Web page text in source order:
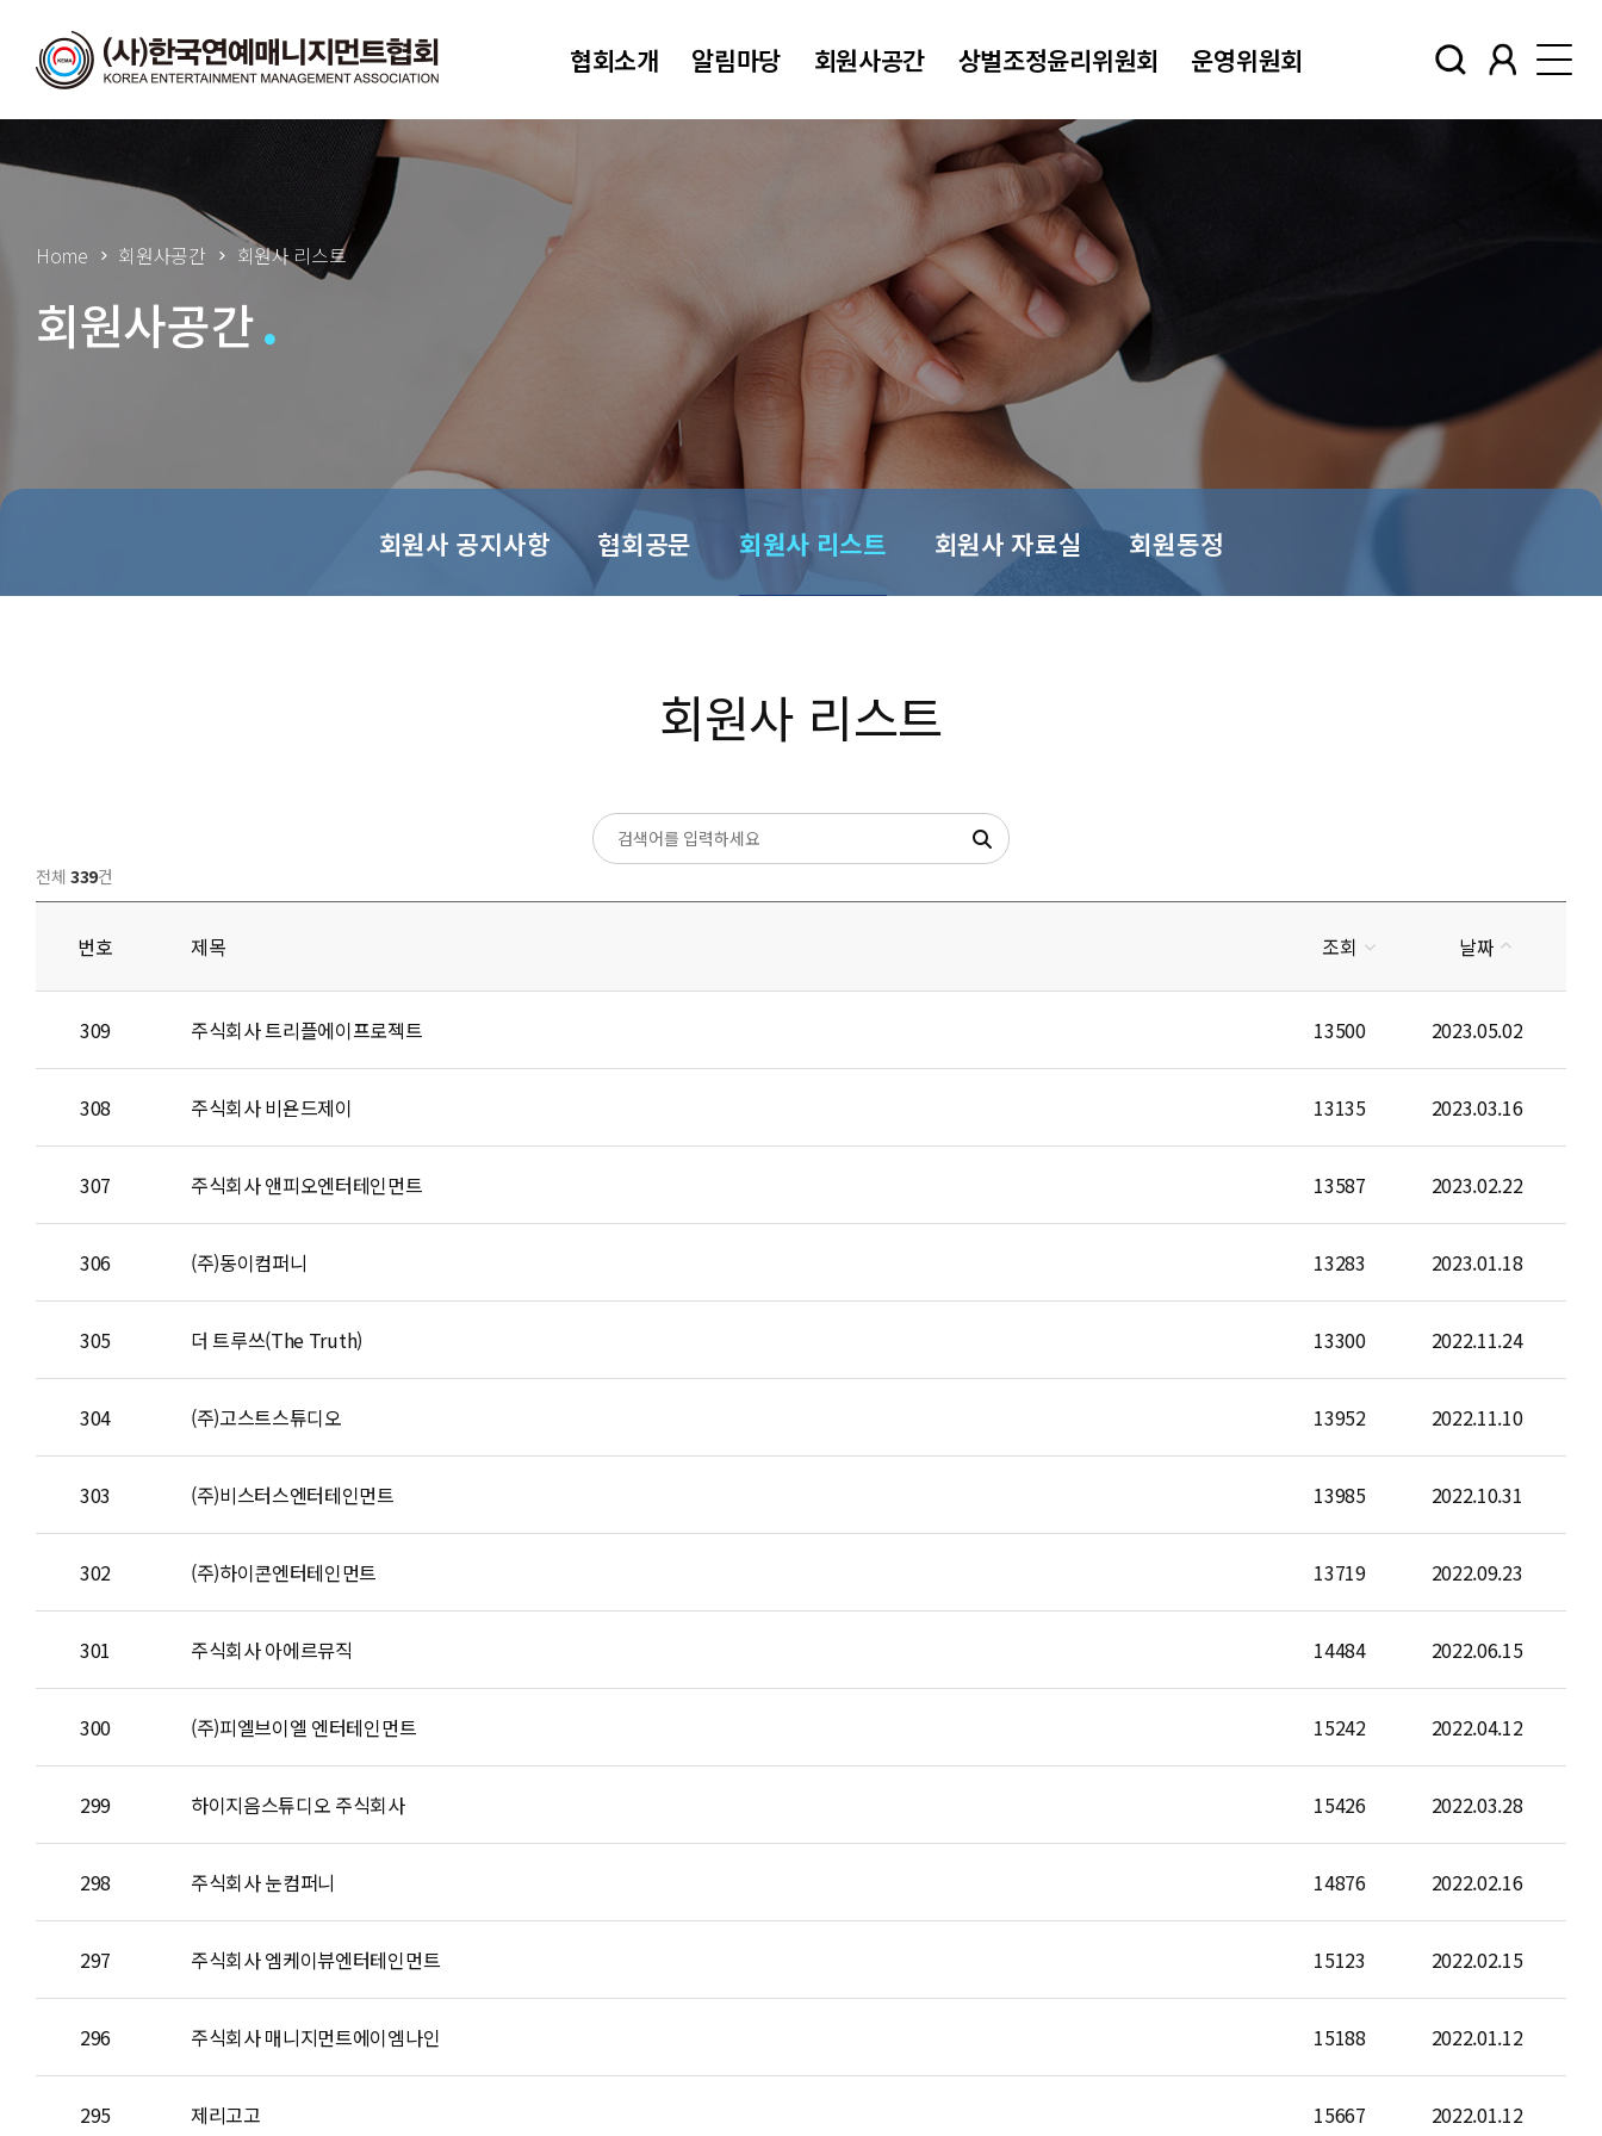
협회소개 알림마당 회원사공간 상벌조정윤리위원회 운영위원회
Home 회원사공간 회원사 리스트
회원사공간
회원사 공지사항 협회공문 회원사 리스트 회원사 자료실 회원동정
회원사 리스트
전체339건
번호 제목 조회 날짜
309 주식회사 트리플에이프로젝트 13500 2023.05.02
308 주식회사 비욘드제이 13135 2023.03.16
307 주식회사 앤피오엔터테인먼트 13587 2023.02.22
306 (주)동이컴퍼니 13283 2023.01.18
305 더 트루쓰(The Truth) 13300 2022.11.24
304 (주)고스트스튜디오 13952 2022.11.10
303 (주)비스터스엔터테인먼트 13985 2022.10.31
302 (주)하이콘엔터테인먼트 13719 2022.09.23
301 주식회사 아에르뮤직 14484 2022.06.15
300 (주)피엘브이엘 엔터테인먼트 15242 2022.04.12
299 하이지음스튜디오 주식회사 15426 2022.03.28
298 주식회사 눈컴퍼니 14876 2022.02.16
297 주식회사 엠케이뷰엔터테인먼트 15123 2022.02.15
296 주식회사 매니지먼트에이엠나인 15188 2022.01.12
295 제리고고 15667 2022.01.12